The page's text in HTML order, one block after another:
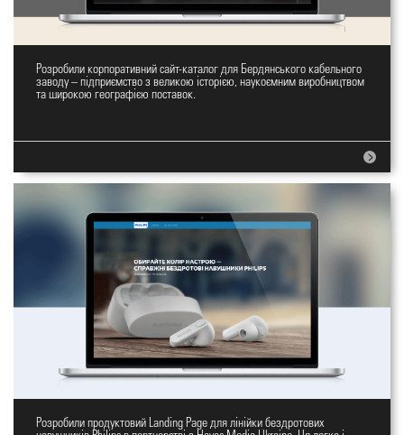
Корпоратиний сайт БКЗ
Розробили корпоративний сайт-каталог для Бердянського кабельного
заводу – підприємство з великою історією, наукоємним виробництвом
та широкою географією поставок.
Розробили продуктовий Landing Page для лінійки бездротових